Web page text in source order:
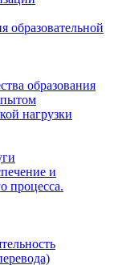
образовательной
образования
нагрузки
и
процесса.